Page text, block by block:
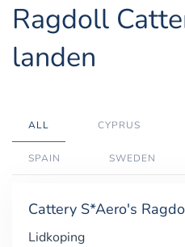
Ragdoll
landen
ALL CYPRUS
SPAIN SWEDEN
Cattery S*Aero's
Lidkoping